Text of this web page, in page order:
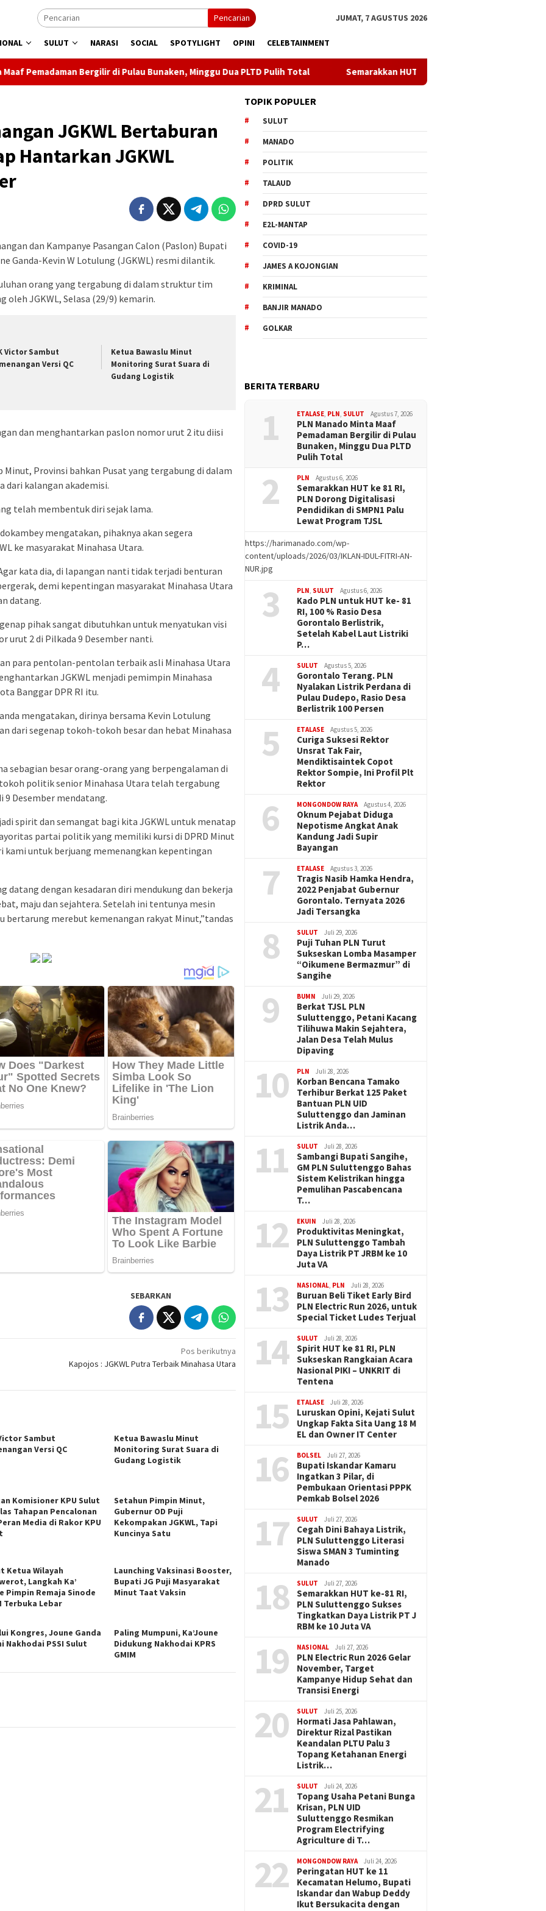
Pencarian JUMAT, 7 AGUSTUS 2026
SULUT NARASI SOCIAL SPOTYLIGHT OPINI CELEBTAINMENT
Bergilir di Pulau Bunaken, Minggu Dua PLTD Pulih Total Semarakkan HUT ke 81 RI, PLN Dorong Digitalisasi Pendidikan di
JGKWL Bertaburan
Hantarkan JGKWL
dan Kampanye Pasangan Calon (Paslon) Bupati
Ganda-Kevin W Lotulung (JGKWL) resmi dilantik.
orang yang tergabung di dalam struktur tim
oleh JGKWL, Selasa (29/9) kemarin.
Victor Sambut
Versi QC
Ketua Bawaslu Minut
Monitoring Surat Suara di
Gudang Logistik
dan menghantarkan paslon nomor urut 2 itu diisi
Provinsi bahkan Pusat yang tergabung di dalam
dari kalangan akademisi.
telah membentuk diri sejak lama.
mengatakan, pihaknya akan segera
ke masyarakat Minahasa Utara.
kata dia, di lapangan nanti tidak terjadi benturan
demi kepentingan masyarakat Minahasa Utara
datang.
pihak sangat dibutuhkan untuk menyatukan visi
urut 2 di Pilkada 9 Desember nanti.
para pentolan-pentolan terbaik asli Minahasa Utara
JGKWL menjadi pemimpin Minahasa
Banggar DPR RI itu.
mengatakan, dirinya bersama Kevin Lotulung
dari segenap tokoh-tokoh besar dan hebat Minahasa
sebagian besar orang-orang yang berpengalaman di
politik senior Minahasa Utara telah tergabung
Desember mendatang.
spirit dan semangat bagi kita JGKWL untuk menatap
partai politik yang memiliki kursi di DPRD Minut
kami untuk berjuang memenangkan kepentingan
datang dengan kesadaran diri mendukung dan bekerja
maju dan sejahtera. Setelah ini tentunya mesin
bertarung merebut kemenangan rakyat Minut,”tandas
SEBARKAN
Pos berikutnya
Kapojos : JGKWL Putra Terbaik Minahasa Utara
Sambut
Versi QC
Ketua Bawaslu Minut
Monitoring Surat Suara di
Gudang Logistik
Komisioner KPU Sulut
Tahapan Pencalonan
Media di Rakor KPU
Setahun Pimpin Minut,
Gubernur OD Puji
Kekompakan JGKWL, Tapi
Kuncinya Satu
Ketua Wilayah
Langkah Ka’
Pimpin Remaja Sinode
Terbuka Lebar
Launching Vaksinasi Booster,
Bupati JG Puji Masyarakat
Minut Taat Vaksin
Kongres, Joune Ganda
Nakhodai PSSI Sulut
Paling Mumpuni, Ka’Joune
Didukung Nakhodai KPRS
GMIM
TOPIK POPULER
SULUT
MANADO
POLITIK
TALAUD
DPRD SULUT
E2L-MANTAP
COVID-19
JAMES A KOJONGIAN
KRIMINAL
BANJIR MANADO
GOLKAR
BERITA TERBARU
1 ETALASE, PLN, SULUT Agustus 7, 2026
PLN Manado Minta Maaf
Pemadaman Bergilir di Pulau
Bunaken, Minggu Dua PLTD
Pulih Total
2 PLN Agustus 6, 2026
Semarakkan HUT ke 81 RI,
PLN Dorong Digitalisasi
Pendidikan di SMPN1 Palu
Lewat Program TJSL
https://harimanado.com/wp-
content/uploads/2026/03/IKLAN-IDUL-FITRI-AN-
NUR.jpg
3 PLN, SULUT Agustus 6, 2026
Kado PLN untuk HUT ke- 81
RI, 100 % Rasio Desa
Gorontalo Berlistrik,
Setelah Kabel Laut Listriki
P…
4 SULUT Agustus 5, 2026
Gorontalo Terang. PLN
Nyalakan Listrik Perdana di
Pulau Dudepo, Rasio Desa
Berlistrik 100 Persen
5 ETALASE Agustus 5, 2026
Curiga Suksesi Rektor
Unsrat Tak Fair,
Mendiktisaintek Copot
Rektor Sompie, Ini Profil Plt
Rektor
6 MONGONDOW RAYA Agustus 4, 2026
Oknum Pejabat Diduga
Nepotisme Angkat Anak
Kandung Jadi Supir
Bayangan
7 ETALASE Agustus 3, 2026
Tragis Nasib Hamka Hendra,
2022 Penjabat Gubernur
Gorontalo. Ternyata 2026
Jadi Tersangka
8 SULUT Juli 29, 2026
Puji Tuhan PLN Turut
Sukseskan Lomba Masamper
“Oikumene Bermazmur” di
Sangihe
9 BUMN Juli 29, 2026
Berkat TJSL PLN
Suluttenggo, Petani Kacang
Tilihuwa Makin Sejahtera,
Jalan Desa Telah Mulus
Dipaving
10 PLN Juli 28, 2026
Korban Bencana Tamako
Terhibur Berkat 125 Paket
Bantuan PLN UID
Suluttenggo dan Jaminan
Listrik Anda…
11 SULUT Juli 28, 2026
Sambangi Bupati Sangihe,
GM PLN Suluttenggo Bahas
Sistem Kelistrikan hingga
Pemulihan Pascabencana
T…
12 EKUIN Juli 28, 2026
Produktivitas Meningkat,
PLN Suluttenggo Tambah
Daya Listrik PT JRBM ke 10
Juta VA
13 NASIONAL, PLN Juli 28, 2026
Buruan Beli Tiket Early Bird
PLN Electric Run 2026, untuk
Special Ticket Ludes Terjual
14 SULUT Juli 28, 2026
Spirit HUT ke 81 RI, PLN
Sukseskan Rangkaian Acara
Nasional PIKI – UNKRIT di
Tentena
15 ETALASE Juli 28, 2026
Luruskan Opini, Kejati Sulut
Ungkap Fakta Sita Uang 18 M
EL dan Owner IT Center
16 BOLSEL Juli 27, 2026
Bupati Iskandar Kamaru
Ingatkan 3 Pilar, di
Pembukaan Orientasi PPPK
Pemkab Bolsel 2026
17 SULUT Juli 27, 2026
Cegah Dini Bahaya Listrik,
PLN Suluttenggo Literasi
Siswa SMAN 3 Tuminting
Manado
18 SULUT Juli 27, 2026
Semarakkan HUT ke-81 RI,
PLN Suluttenggo Sukses
Tingkatkan Daya Listrik PT J
RBM ke 10 Juta VA
19 NASIONAL Juli 27, 2026
PLN Electric Run 2026 Gelar
November, Target
Kampanye Hidup Sehat dan
Transisi Energi
20 SULUT Juli 25, 2026
Hormati Jasa Pahlawan,
Direktur Rizal Pastikan
Keandalan PLTU Palu 3
Topang Ketahanan Energi
Listrik…
21 SULUT Juli 24, 2026
Topang Usaha Petani Bunga
Krisan, PLN UID
Suluttenggo Resmikan
Program Electrifying
Agriculture di T…
22 MONGONDOW RAYA Juli 24, 2026
Peringatan HUT ke 11
Kecamatan Helumo, Bupati
Iskandar dan Wabup Deddy
Ikut Bersukacita dengan